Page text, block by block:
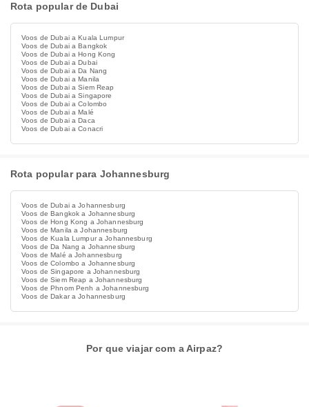
Rota popular de Dubai
Voos de Dubai a Kuala Lumpur
Voos de Dubai a Bangkok
Voos de Dubai a Hong Kong
Voos de Dubai a Dubai
Voos de Dubai a Da Nang
Voos de Dubai a Manila
Voos de Dubai a Siem Reap
Voos de Dubai a Singapore
Voos de Dubai a Colombo
Voos de Dubai a Malé
Voos de Dubai a Daca
Voos de Dubai a Conacri
Rota popular para Johannesburg
Voos de Dubai a Johannesburg
Voos de Bangkok a Johannesburg
Voos de Hong Kong a Johannesburg
Voos de Manila a Johannesburg
Voos de Kuala Lumpur a Johannesburg
Voos de Da Nang a Johannesburg
Voos de Malé a Johannesburg
Voos de Colombo a Johannesburg
Voos de Singapore a Johannesburg
Voos de Siem Reap a Johannesburg
Voos de Phnom Penh a Johannesburg
Voos de Dakar a Johannesburg
Por que viajar com a Airpaz?